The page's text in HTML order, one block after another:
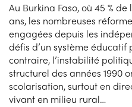
Au Burkina Faso, où 45 %
ans, les nombreuses
engagées depuis les
défis d’un système
contraire, l’instabilité
structurel des années 1990
scolarisation, surtout en
vivant en milieu rural…